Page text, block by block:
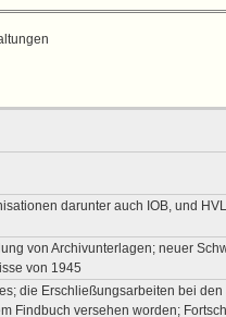
darunter auch IOB, und
von Archivunterlagen; neuer
von 1945
die Erschließungsarbeiten bei
Findbuch versehen worden;